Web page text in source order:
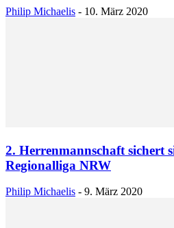
Philip Michaelis - 10. März 2020
2. Herrenmannschaft sichert
Regionalliga NRW
Philip Michaelis - 9. März 2020